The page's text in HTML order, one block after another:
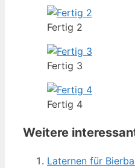
Fertig 2
Fertig 3
Fertig 4
Weitere
Laternen für